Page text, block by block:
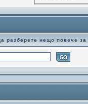
разберете нещо повече